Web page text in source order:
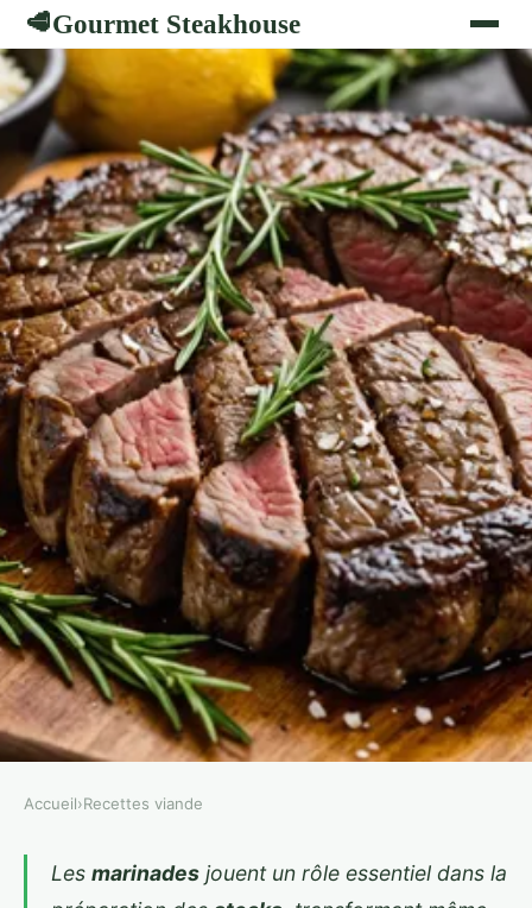
🥩Gourmet Steakhouse
Les meilleures marinades pour
Accueil›Recettes viande
Les marinades jouent un rôle essentiel dans la